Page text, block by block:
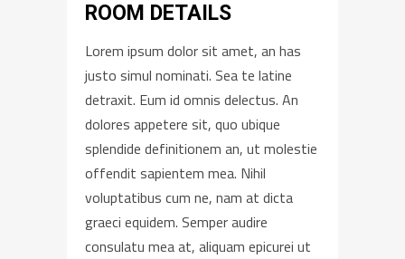
ROOM DETAILS
Lorem ipsum dolor sit amet, an has
justo simul nominati. Sea te latine
detraxit. Eum id omnis delectus. An
dolores appetere sit, quo ubique
splendide definitionem an, ut molestie
offendit sapientem mea. Nihil
voluptatibus cum ne, nam at dicta
graeci equidem. Semper audire
consulatu mea at, aliquam epicurei ut